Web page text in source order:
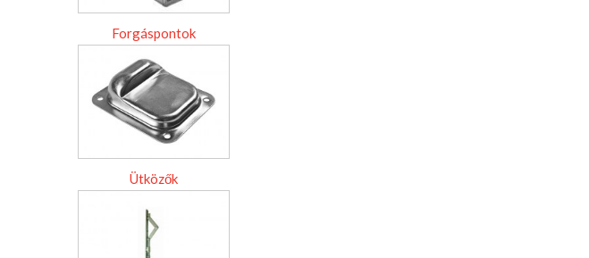
Forgáspontok
Ütközők